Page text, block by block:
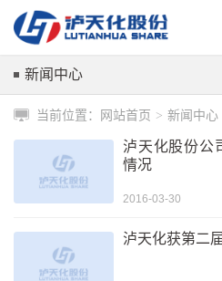
新闻中心
当前位置： 网站首页 > 新闻中心
泸天化股份公
情况
2016-03-30
泸天化获第二